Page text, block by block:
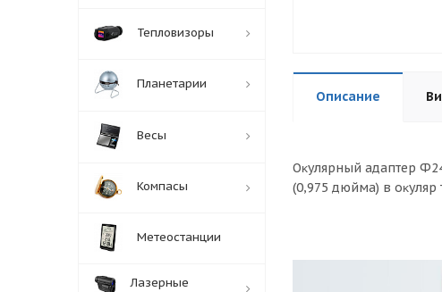
Описание
Oĸyляpный aдaптep
(0,975 дюймa) в
Тепловизоры
Планетарии
Весы
Компасы
Метеостанции
Лазерные